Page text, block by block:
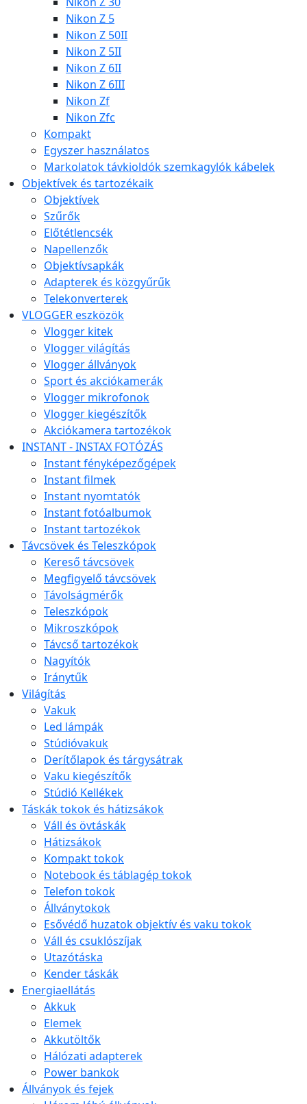
Nikon Z 5
Nikon Z 50II
Nikon Z 5II
Nikon Z 6II
Nikon Z 6III
Nikon Zf
Nikon Zfc
Kompakt
Egyszer használatos
Markolatok távkioldók szemkagylók kábelek
Objektívek és tartozékaik
Objektívek
Szűrők
Előtétlencsék
Napellenzők
Objektívsapkák
Adapterek és közgyűrűk
Telekonverterek
VLOGGER eszközök
Vlogger kitek
Vlogger világítás
Vlogger állványok
Sport és akciókamerák
Vlogger mikrofonok
Vlogger kiegészítők
Akciókamera tartozékok
INSTANT - INSTAX FOTÓZÁS
Instant fényképezőgépek
Instant filmek
Instant nyomtatók
Instant fotóalbumok
Instant tartozékok
Távcsövek és Teleszkópok
Kereső távcsövek
Megfigyelő távcsövek
Távolságmérők
Teleszkópok
Mikroszkópok
Távcső tartozékok
Nagyítók
Iránytűk
Világítás
Vakuk
Led lámpák
Stúdióvakuk
Derítőlapok és tárgysátrak
Vaku kiegészítők
Stúdió Kellékek
Táskák tokok és hátizsákok
Váll és övtáskák
Hátizsákok
Kompakt tokok
Notebook és táblagép tokok
Telefon tokok
Állványtokok
Esővédő huzatok objektív és vaku tokok
Váll és csuklószíjak
Utazótáska
Kender táskák
Energiaellátás
Akkuk
Elemek
Akkutöltők
Hálózati adapterek
Power bankok
Állványok és fejek